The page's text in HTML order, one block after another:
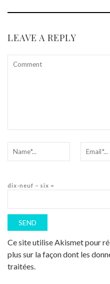
LEAVE A REPLY
dix-neuf − six =
Ce site utilise Akismet pour
plus sur la façon dont les
traitées.